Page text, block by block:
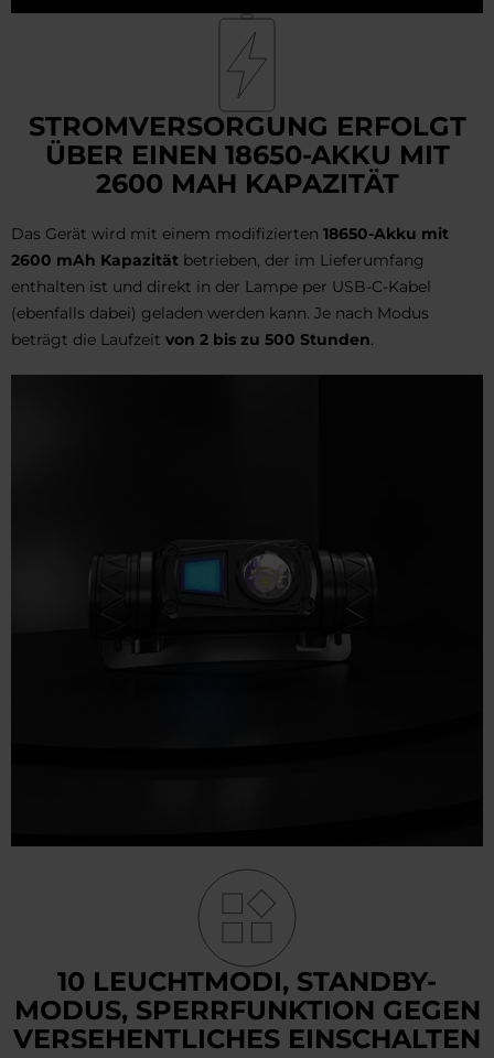
STROMVERSORGUNG ERFOLGT
ÜBER EINEN 18650-AKKU MIT
2600 MAH KAPAZITÄT
Das Gerät wird mit einem modifizierten 18650-Akku mit
2600 mAh Kapazität betrieben, der im Lieferumfang
enthalten ist und direkt in der Lampe per USB-C-Kabel
(ebenfalls dabei) geladen werden kann. Je nach Modus
beträgt die Laufzeit von 2 bis zu 500 Stunden.
10 LEUCHTMODI, STANDBY-
MODUS, SPERRFUNKTION GEGEN
VERSEHENTLICHES EINSCHALTEN